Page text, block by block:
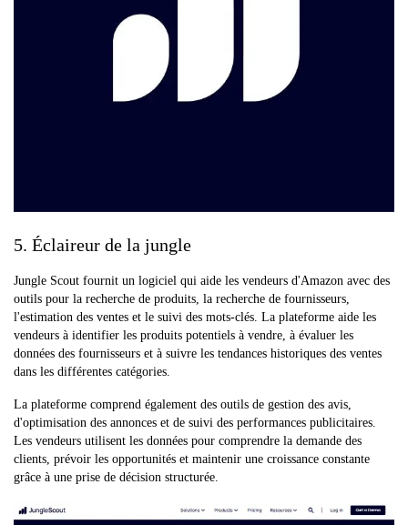
5. Éclaireur de la jungle
Jungle Scout fournit un logiciel qui aide les vendeurs d'Amazon avec des
outils pour la recherche de produits, la recherche de fournisseurs,
l'estimation des ventes et le suivi des mots-clés. La plateforme aide les
vendeurs à identifier les produits potentiels à vendre, à évaluer les
données des fournisseurs et à suivre les tendances historiques des ventes
dans les différentes catégories.
La plateforme comprend également des outils de gestion des avis,
d'optimisation des annonces et de suivi des performances publicitaires.
Les vendeurs utilisent les données pour comprendre la demande des
clients, prévoir les opportunités et maintenir une croissance constante
grâce à une prise de décision structurée.